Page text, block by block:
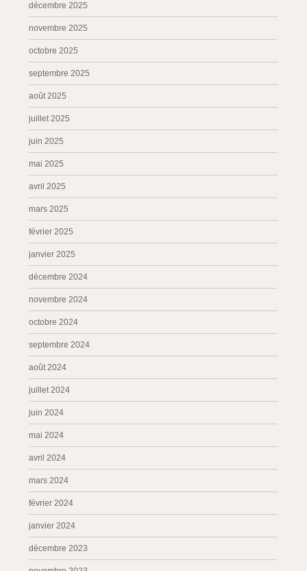
décembre 2025
novembre 2025
octobre 2025
septembre 2025
août 2025
juillet 2025
juin 2025
mai 2025
avril 2025
mars 2025
février 2025
janvier 2025
décembre 2024
novembre 2024
octobre 2024
septembre 2024
août 2024
juillet 2024
juin 2024
mai 2024
avril 2024
mars 2024
février 2024
janvier 2024
décembre 2023